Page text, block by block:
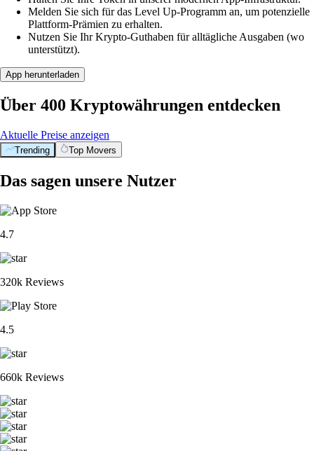
Melden Sie sich für das Level Up-Programm an, um potenzielle
Plattform-Prämien zu erhalten.
Nutzen Sie Ihr Krypto-Guthaben für alltägliche Ausgaben (wo
unterstützt).
App herunterladen
Über 400 Kryptowährungen entdecken
Aktuelle Preise anzeigen
Trending Top Movers
Das sagen unsere Nutzer
4.7
320k Reviews
4.5
660k Reviews